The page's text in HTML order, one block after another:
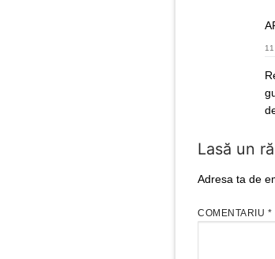
Lasă un
Adresa ta de
COMENTARIU *